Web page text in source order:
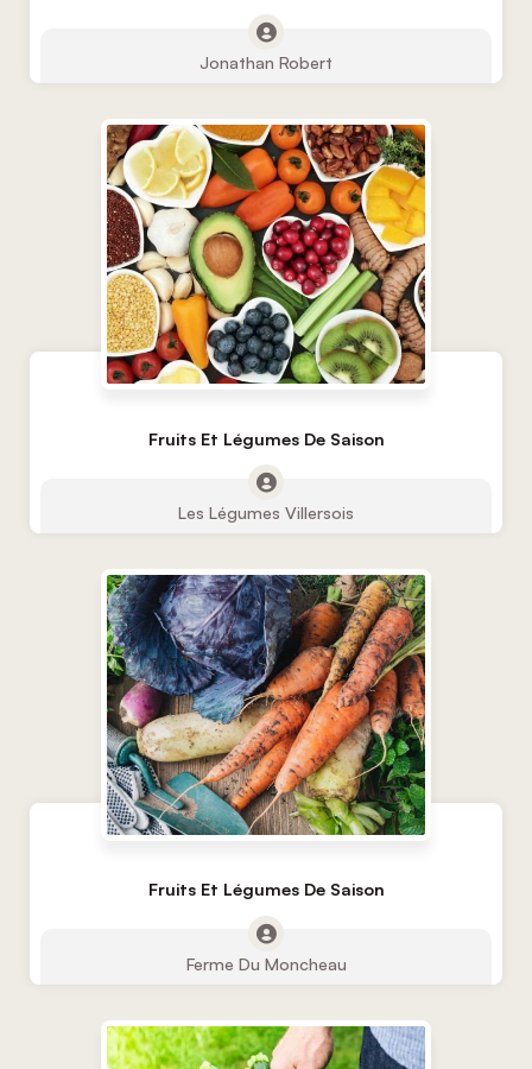
Jonathan Robert
Fruits Et Légumes De Saison
Les Légumes Villersois
Fruits Et Légumes De Saison
Ferme Du Moncheau